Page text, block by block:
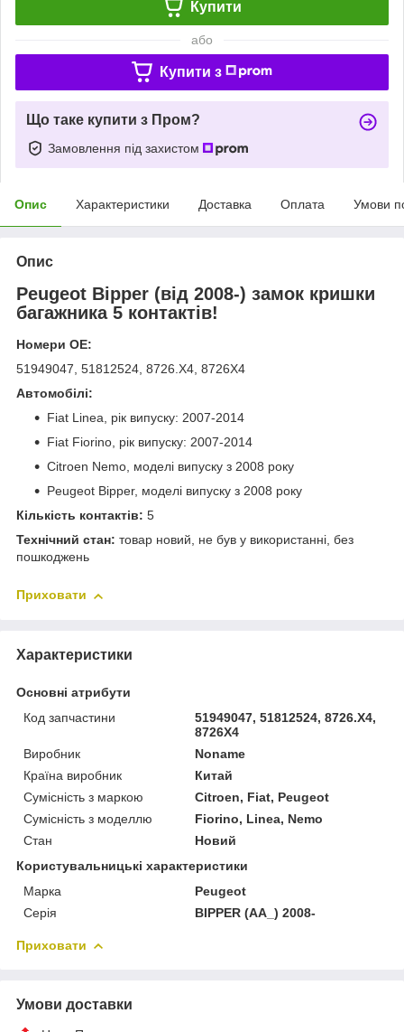
Купити
або
Купити з
Що таке купити з Пром?
Замовлення під захистом
Опис Характеристики Доставка Оплата Умови
Опис
Peugeot Bipper (від 2008-) замок кришки
багажника 5 контактів!
Номери OE:
51949047, 51812524, 8726.X4, 8726X4
Автомобілі:
Fiat Linea, рік випуску: 2007-2014
Fiat Fiorino, рік випуску: 2007-2014
Citroen Nemo, моделі випуску з 2008 року
Peugeot Bipper, моделі випуску з 2008 року
Кількість контактів: 5
Технічний стан: товар новий, не був у використанні, без
пошкоджень
Приховати
Характеристики
Основні атрибути
Код запчастини
51949047, 51812524, 8726.X4,
8726X4
Виробник
Noname
Країна виробник
Китай
Сумісність з маркою
Citroen, Fiat, Peugeot
Сумісність з моделлю
Fiorino, Linea, Nemo
Стан
Новий
Користувальницькі характеристики
Марка
Peugeot
Серія
BIPPER (AA_) 2008-
Приховати
Умови доставки